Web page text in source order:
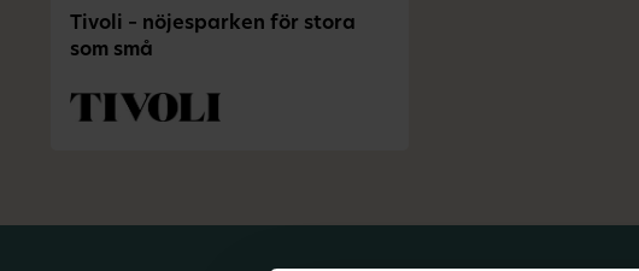
Tivoli – nöjesparken för stora
som små